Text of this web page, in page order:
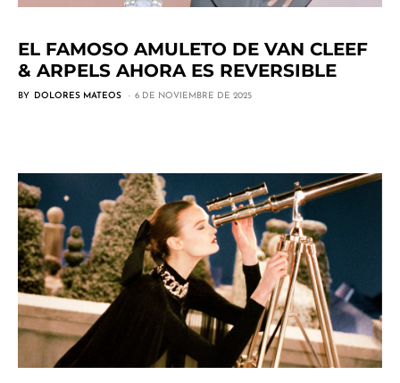
EL FAMOSO AMULETO DE VAN CLEEF
& ARPELS AHORA ES REVERSIBLE
BY DOLORES MATEOS 6 DE NOVIEMBRE DE 2025